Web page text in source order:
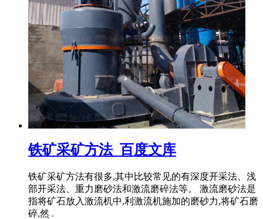
铁矿采矿方法_百度文库
铁矿采矿方法有很多,其中比较常见的有深度开采法、浅
部开采法、重力磨砂法和激流磨碎法等。 激流磨砂法是
指将矿石放入激流机中,利激流机施加的磨砂力,将矿石磨
碎,然 .